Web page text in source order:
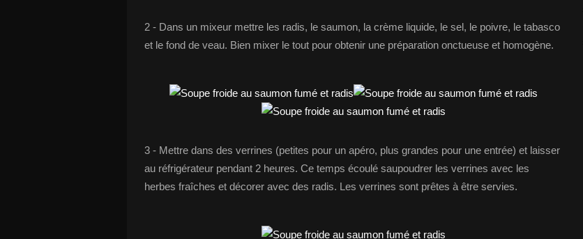
2 - Dans un mixeur mettre les radis, le saumon, la crème liquide, le sel, le poivre, le tabasco
et le fond de veau. Bien mixer le tout pour obtenir une préparation onctueuse et homogène.
3 - Mettre dans des verrines (petites pour un apéro, plus grandes pour une entrée) et laisser
au réfrigérateur pendant 2 heures. Ce temps écoulé saupoudrer les verrines avec les
herbes fraîches et décorer avec des radis. Les verrines sont prêtes à être servies.